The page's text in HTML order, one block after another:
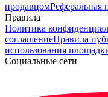
продавцомРеферальная
Правила
Политика
соглашениеПравила
использования
Социальные сети